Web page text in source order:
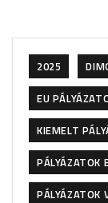
2025
EU
KIEMELT
PÁLYÁZATOK
PÁLYÁZATOK